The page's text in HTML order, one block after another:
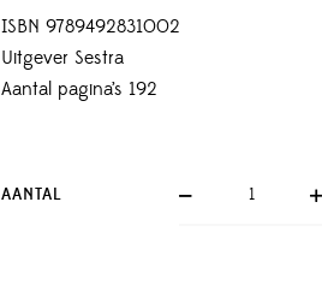
ISBN 9789492831002
Uitgever Sestra
Aantal pagina’s 192
AANTAL